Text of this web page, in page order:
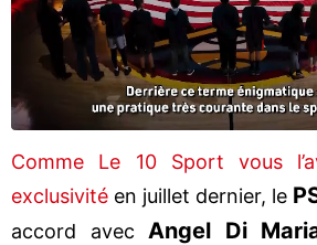
Comme Le 10 Sport vous
exclusivité en juillet dernier, le
accord avec Angel Di